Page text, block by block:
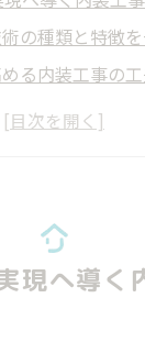
の種類と特徴
る内装工事の
暮らしに与える影
内装工事の最新
注目される内装工
トレンドを押
現へ導く